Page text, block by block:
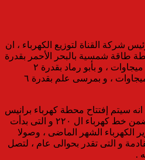
القناة لتوزيع الكهرباء ، ان
طاقة شمسية بالبحر الأحمر بقدرة
٢ ميجاوات ، و بحلايب بقدرة ١ ميجاوات ، و بأبو رماد بقدرة ٢
ميجاوات ، و بشلاتين بقدرة ٥ ميجاوات ، و بمرسى علم بقدرة ٦
سيتم إفتتاح محطة كهرباء برانيس
و مرسى علم الشهر القادم ، ضمن خط كهرباء ال ٢٢٠ و التى بدأت
الكهرباء الشهر الماضى ، وصولا
و التى تقدر بحوالى عام ، لتصل
.